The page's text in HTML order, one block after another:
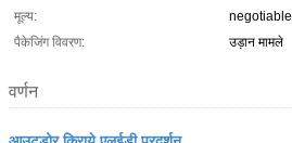
मूल्य:
negotiable
पैकेजिंग विवरण:
उड़ान मामले
वर्णन